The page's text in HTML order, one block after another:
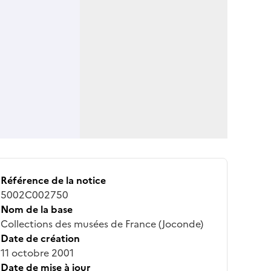
Référence de la notice
5002C002750
Nom de la base
Collections des musées de France (Joconde)
Date de création
11 octobre 2001
Date de mise à jour